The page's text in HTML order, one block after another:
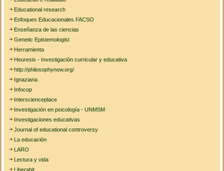
Educational research
Enfoques Educacionales FACSO
Enseñanza de las ciencias
Genetic Epistemologist
Herramienta
Heuresis - Investigación curricular y educativa
http://philosophynow.org/
Ignaziana
Infocop
Interscienceplace
Investigación en psicología - UNMSM
Investigaciones educativas
Journal of educational controversy
La educación
LARO
Lectura y vida
Liberabit